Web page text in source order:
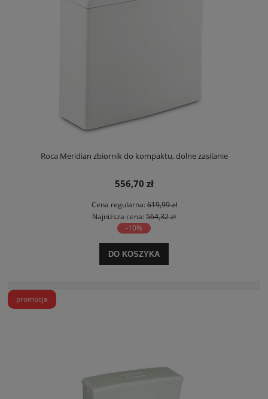
Roca Meridian zbiornik do kompaktu, dolne zasilanie
556,70 zł
Cena regularna:619,99 zł
Najniższa cena: 564,32 zł
-10%
DO KOSZYKA
promocja